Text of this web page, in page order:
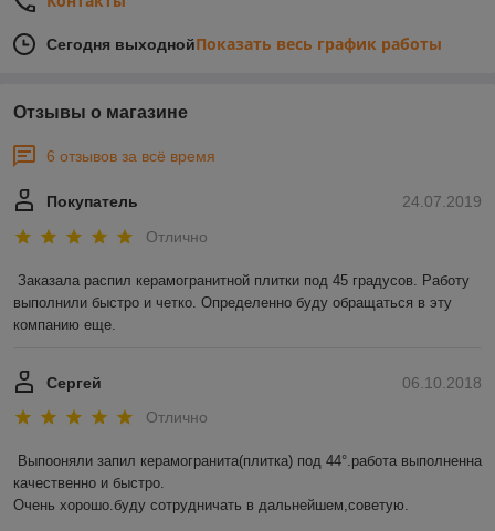
Сегодня выходнойПоказать весь график работы
Отзывы о магазине
6 отзывов за всё время
24.07.2019
Покупатель
Отлично
Заказала распил керамогранитной плитки под 45 градусов. Работу
выполнили быстро и четко. Определенно буду обращаться в эту
компанию еще.
06.10.2018
Сергей
Отлично
Выпооняли запил керамогранита(плитка) под 44°.работа выполненна
качественно и быстро.
Очень хорошо.буду сотрудничать в дальнейшем,советую.